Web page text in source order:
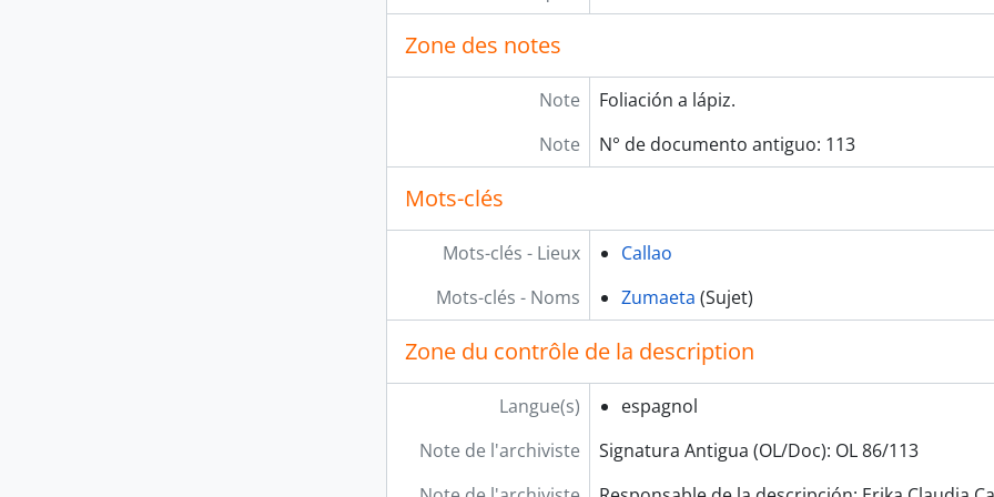
Zone des notes
Note
Foliación a lápiz.
Note
N° de documento antiguo: 113
Mots-clés
Mots-clés - Lieux
Callao
Mots-clés - Noms
Zumaeta (Sujet)
Zone du contrôle de la description
Langue(s)
espagnol
Note de l'archiviste
Signatura Antigua (OL/Doc): OL 86/113